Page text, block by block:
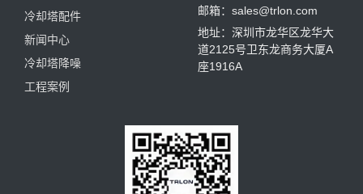
冷却塔配件
新闻中心
冷却塔降噪
工程案例
邮箱：sales@trlon.com
地址：深圳市龙华区龙华大
道2125号卫东龙商务大厦A
座1916A